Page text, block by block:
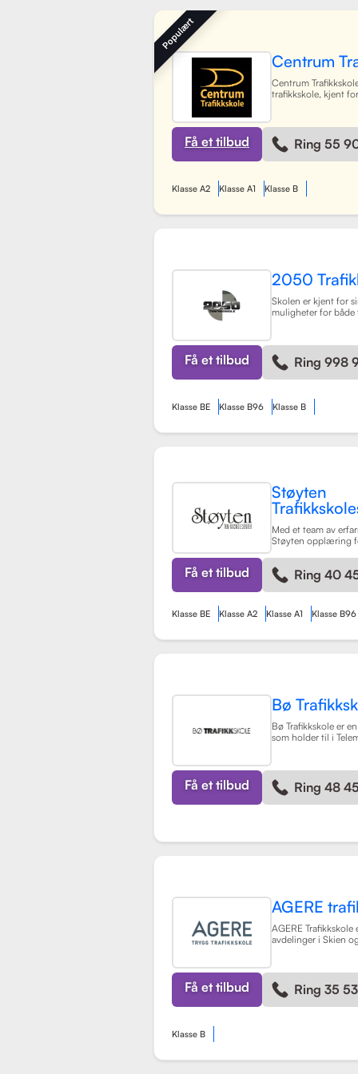
Centrum
Centrum
trafikkskole, kjent
og har et team av
som gir
miljø. Med lokaler i
Lagunen og Åsane,
skoler rundt om i
spesifikke
Gjennom en
Få et tilbud Ring 55
Populært
Klasse A2 Klasse A1 Klasse B
2050
Skolen er kjent for
muligheter for
engasjert team, har
mål å hjelpe elever
kompetente sjåfører.
Få et tilbud Ring 998
Klasse BE Klasse B96 Klasse B
Støyten
Med et team av
Støyten opplæring
personbiler, samt
trafikalt grunnkurs
Skolen er kjent for
læringsprosessen
hyggelig.
Les mer
Få et tilbud Ring 40
Klasse BE Klasse A2 Klasse A1 Klasse B96
Bø
Bø Trafikkskole er
som holder til i
opplæring for
BE, samt en rekke
grunnkurs,
lastsikring. Les mer
Få et tilbud Ring 48
AGERE
AGERE
avdelinger i Skien
lastebil. Skolen har
de nødvendige
holdningene for å
kompetente sjåfører,
opplæringen.
Få et tilbud Ring 35
Klasse B